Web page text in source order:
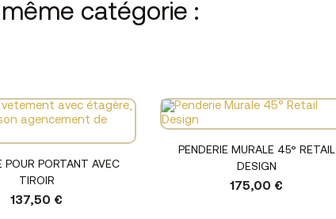
catégorie :
Voir le produit
POUR PORTANT AVEC
TIROIR
137,50 €
Voir le produit
PENDERIE MURALE 45° RETAIL
DESIGN
175,00 €